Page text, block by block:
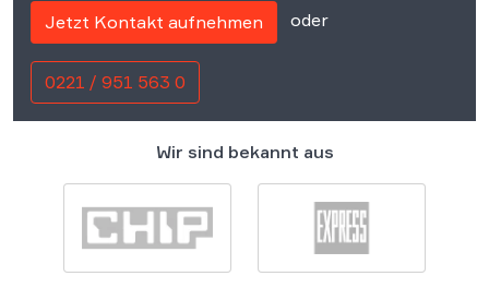
Jetzt Kontakt aufnehmen oder
0221 / 951 563 0
Wir sind bekannt aus